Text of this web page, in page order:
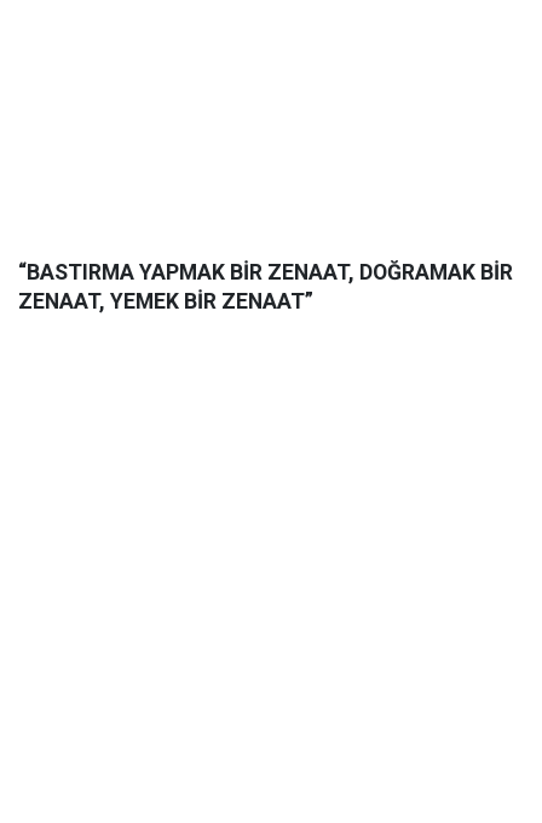
“BASTIRMA YAPMAK BİR ZENAAT, DOĞRAMAK BİR
ZENAAT, YEMEK BİR ZENAAT”